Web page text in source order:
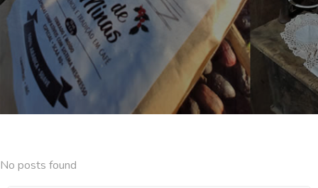
No posts found